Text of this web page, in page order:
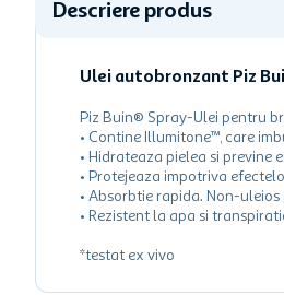
Descriere produs
Ulei autobronzant Piz
Piz Buin® Spray-Ulei pentru
• Contine Illumitone™, care
• Hidrateaza pielea si
• Protejeaza impotriva
• Absorbtie rapida. Non-
• Rezistent la apa si
*testat ex vivo